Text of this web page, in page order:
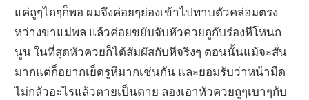
แค่ถูๆไถๆก็พอ ผมจึงค่อยๆย่องเข้าไปทาบตัวคล่อมตรง
หว่างขาแม่พล แล้วค่อยขยับจับหัวควยถูกับร่องหีโหนก
นูน ในที่สุดหัวควยก็ได้สัมผัสกับหีจริงๆ ตอนนั้นแม้จะสั่น
มากแต่ก็อยากเย็ดรูหีมากเช่นกัน และยอมรับว่าหน้ามืด
ไม่กลัวอะไรแล้วตายเป็นตาย ลองเอาหัวควยถูๆเบาๆกับ